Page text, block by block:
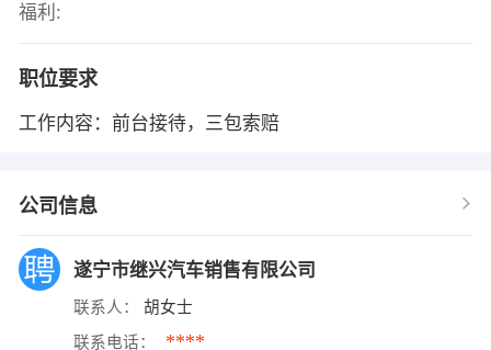
福利:
职位要求
工作内容：前台接待，三包索赔
公司信息
遂宁市继兴汽车销售有限公司
联系人： 胡女士
联系电话： ****